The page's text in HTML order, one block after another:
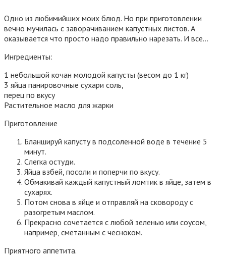
Одно из любимийших моих блюд. Но при приготовлении
вечно мучилась с заворачиванием капустных листов. А
оказывается что просто надо правильно нарезать. И все…
Ингредиенты:
1 небольшой кочан молодой капусты (весом до 1 кг)
3 яйца панировочные сухари соль,
перец по вкусу
Растительное масло для жарки
Приготовление
Бланшируй капусту в подсоленной воде в течение 5
минут.
Слегка остуди.
Яйца взбей, посоли и поперчи по вкусу.
Обмакивай каждый капустный ломтик в яйце, затем в
сухарях.
Потом снова в яйце и отправляй на сковороду с
разогретым маслом.
Прекрасно сочетается с любой зеленью или соусом,
например, сметанным с чесноком.
Приятного аппетита.